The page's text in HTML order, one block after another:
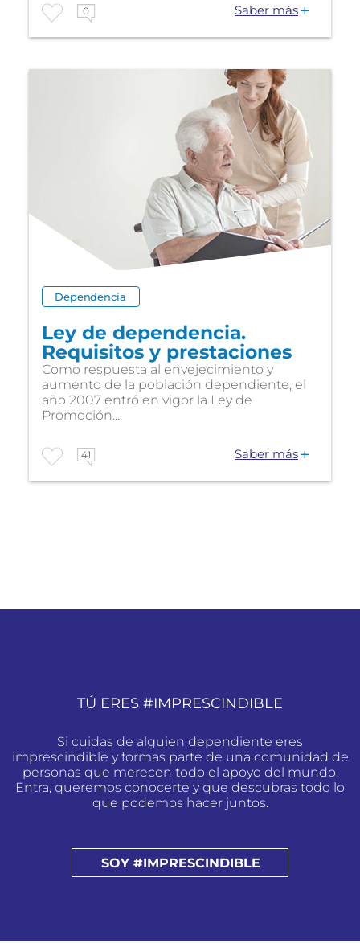
0 Saber más
Dependencia
Ley de dependencia.
Requisitos y prestaciones
Como respuesta al envejecimiento y
aumento de la población dependiente, el
año 2007 entró en vigor la Ley de
Promoción...
41 Saber más
TÚ ERES #IMPRESCINDIBLE
Si cuidas de alguien dependiente eres
imprescindible y formas parte de una comunidad de
personas que merecen todo el apoyo del mundo.
Entra, queremos conocerte y que descubras todo lo
que podemos hacer juntos.
SOY #IMPRESCINDIBLE